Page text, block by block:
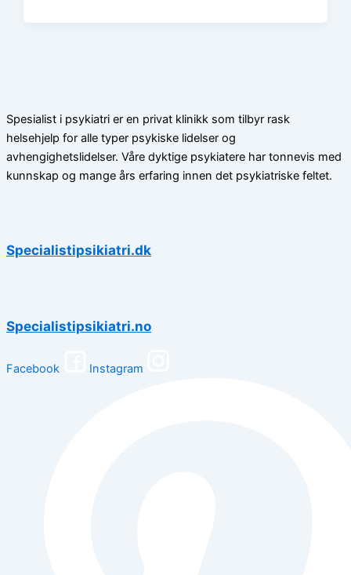
Spesialist i psykiatri er en privat klinikk som tilbyr rask
helsehjelp for alle typer psykiske lidelser og
avhengighetslidelser. Våre dyktige psykiatere har tonnevis med
kunnskap og mange års erfaring innen det psykiatriske feltet.
Specialistipsikiatri.dk
Specialistipsikiatri.no
Facebook Instagram